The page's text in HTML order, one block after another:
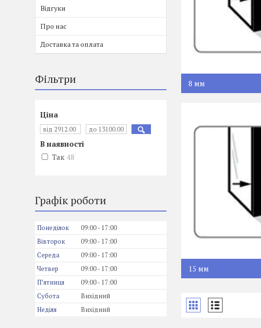
8 мм
15 мм
Відгуки
Про нас
Доставка та оплата
Фільтри
Ціна
В наявності
Так 48
Графік роботи
Понеділок 09:00
17:00
Вівторок
09:00
17:00
Середа
09:00
17:00
Четвер
09:00
17:00
Пʼятниця
09:00
17:00
Субота
Вихідний
Неділя
Вихідний